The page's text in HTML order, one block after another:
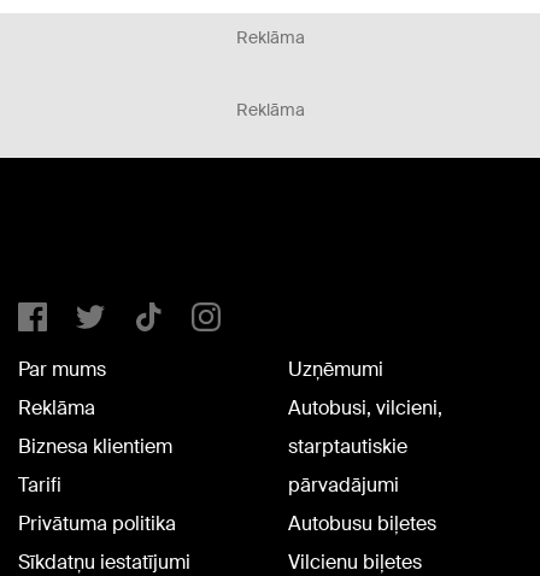
Reklāma
Reklāma
Par mums
Reklāma
Biznesa klientiem
Tarifi
Privātuma politika
Sīkdatņu iestatījumi
Uzņēmumi
Autobusi, vilcieni,
starptautiskie
pārvadājumi
Autobusu biļetes
Vilcienu biļetes